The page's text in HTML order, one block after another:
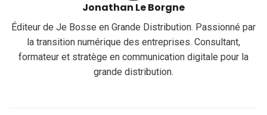
Jonathan Le Borgne
Éditeur de Je Bosse en Grande Distribution. Passionné par
la transition numérique des entreprises. Consultant,
formateur et stratège en communication digitale pour la
grande distribution.